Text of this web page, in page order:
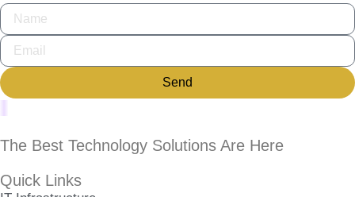
Send
The Best Technology Solutions Are Here
Quick Links